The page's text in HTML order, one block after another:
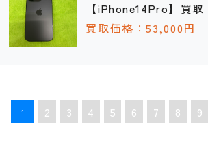
【iPhone14Pro】買取
ック 《浦添店》
買取価格：53,000円
1 2 3 4 5 6 7 8 9